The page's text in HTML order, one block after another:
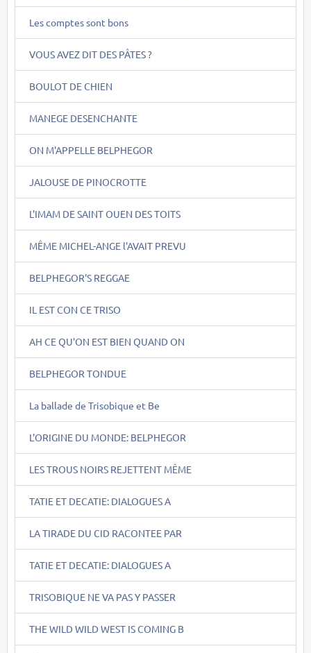
Les comptes sont bons
VOUS AVEZ DIT DES PÂTES ?
BOULOT DE CHIEN
MANEGE DESENCHANTE
ON M'APPELLE BELPHEGOR
JALOUSE DE PINOCROTTE
L'IMAM DE SAINT OUEN DES TOITS
MÊME MICHEL-ANGE l'AVAIT PREVU
BELPHEGOR'S REGGAE
IL EST CON CE TRISO
AH CE QU'ON EST BIEN QUAND ON
BELPHEGOR TONDUE
La ballade de Trisobique et Be
L'ORIGINE DU MONDE: BELPHEGOR
LES TROUS NOIRS REJETTENT MÊME
TATIE ET DECATIE: DIALOGUES A
LA TIRADE DU CID RACONTEE PAR
TATIE ET DECATIE: DIALOGUES A
TRISOBIQUE NE VA PAS Y PASSER
THE WILD WILD WEST IS COMING B